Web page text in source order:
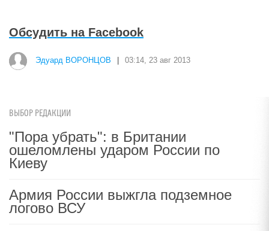
Обсудить на Facebook
Эдуард ВОРОНЦОВ 03:14, 23 авг 2013
ВЫБОР РЕДАКЦИИ
"Пора убрать": в Британии
ошеломлены ударом России по
Киеву
Армия России выжгла подземное
логово ВСУ